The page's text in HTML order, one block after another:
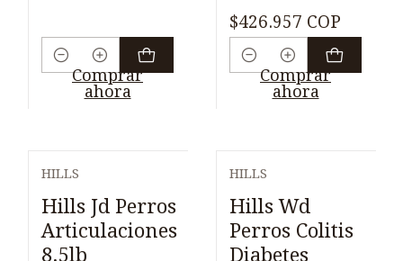
Cantidad
Comprar
ahora
$426.957 COP
Cantidad
Comprar
ahora
HILLS
Hills Jd Perros
Articulaciones
8.5lb
HILLS
Hills Wd
Perros Colitis
Diabetes